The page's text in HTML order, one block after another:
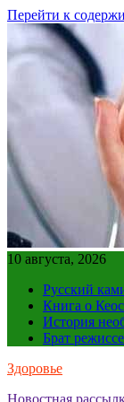
Перейти к
10 августа, 2026
Русский
Книга о
История
Брат
Здоровье
Новостная